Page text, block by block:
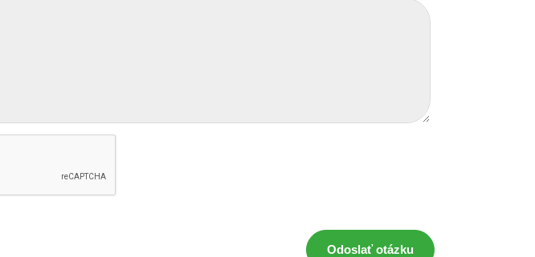
Odoslať otázku